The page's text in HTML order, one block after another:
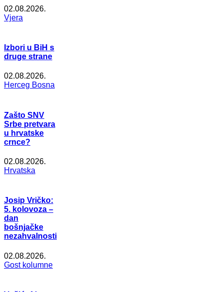
02.08.2026.
Vjera
Izbori u BiH s
druge strane
02.08.2026.
Herceg Bosna
Zašto SNV
Srbe pretvara
u hrvatske
crnce?
02.08.2026.
Hrvatska
Josip Vričko:
5. kolovoza –
dan
bošnjačke
nezahvalnosti
02.08.2026.
Gost kolumne